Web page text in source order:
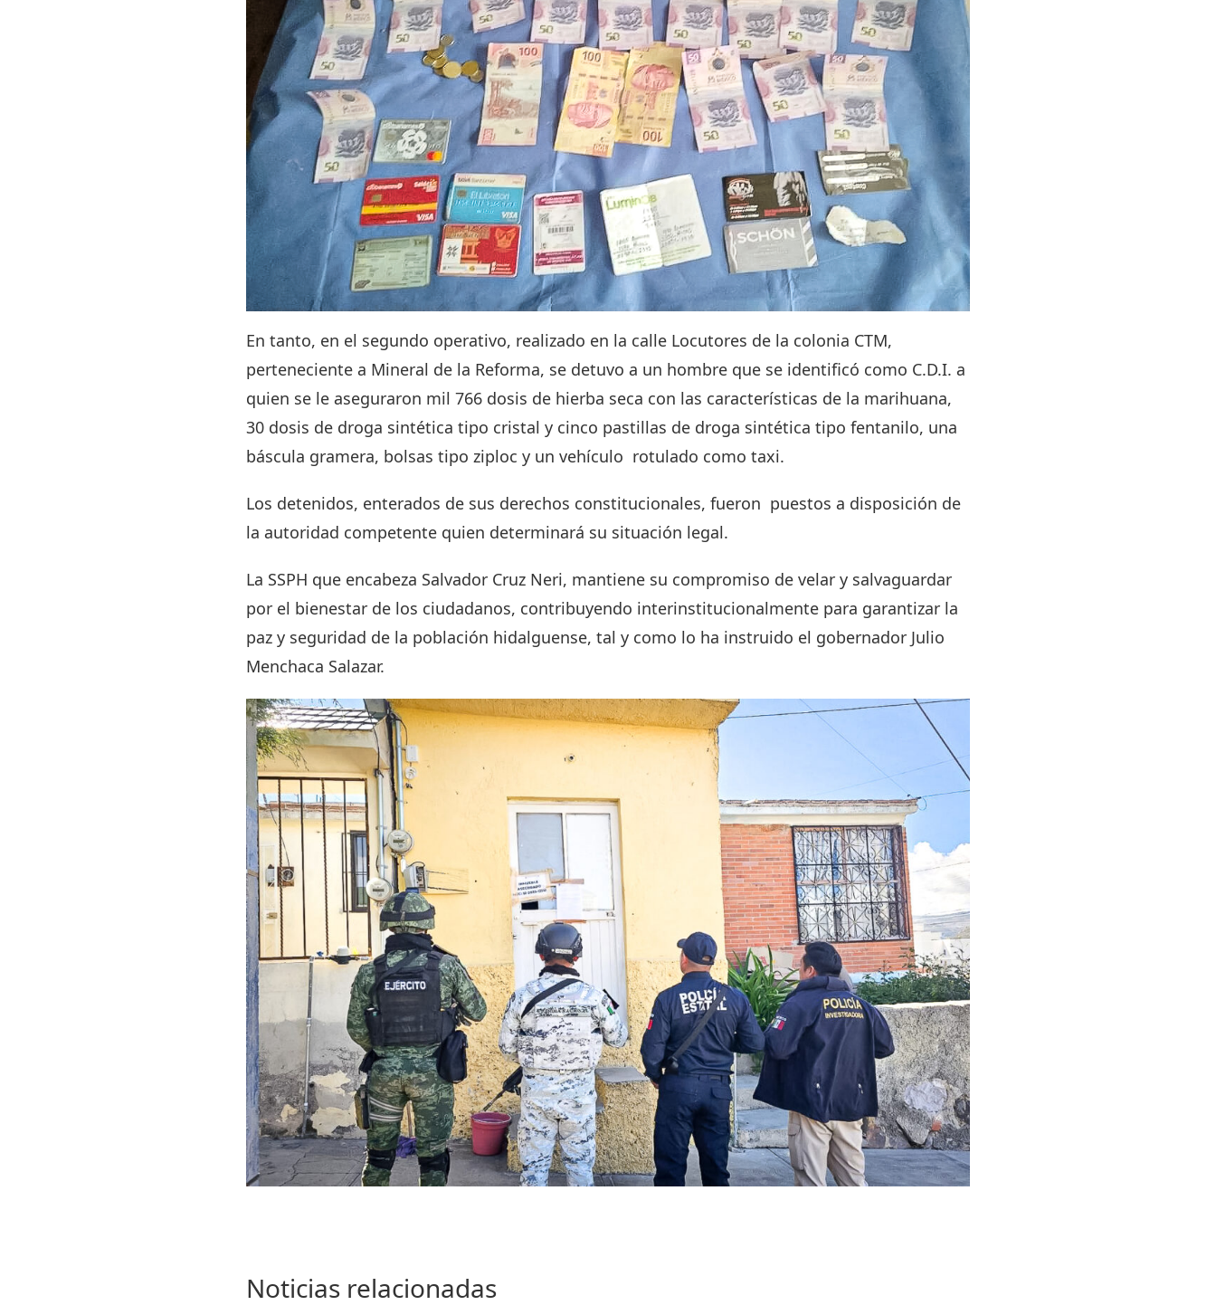
En tanto, en el segundo operativo, realizado en la calle Locutores de la colonia CTM,
perteneciente a Mineral de la Reforma, se detuvo a un hombre que se identificó como C.D.I. a
quien se le aseguraron mil 766 dosis de hierba seca con las características de la marihuana,
30 dosis de droga sintética tipo cristal y cinco pastillas de droga sintética tipo fentanilo, una
báscula gramera, bolsas tipo ziploc y un vehículo rotulado como taxi.
Los detenidos, enterados de sus derechos constitucionales, fueron puestos a disposición de
la autoridad competente quien determinará su situación legal.
La SSPH que encabeza Salvador Cruz Neri, mantiene su compromiso de velar y salvaguardar
por el bienestar de los ciudadanos, contribuyendo interinstitucionalmente para garantizar la
paz y seguridad de la población hidalguense, tal y como lo ha instruido el gobernador Julio
Menchaca Salazar.
Noticias relacionadas